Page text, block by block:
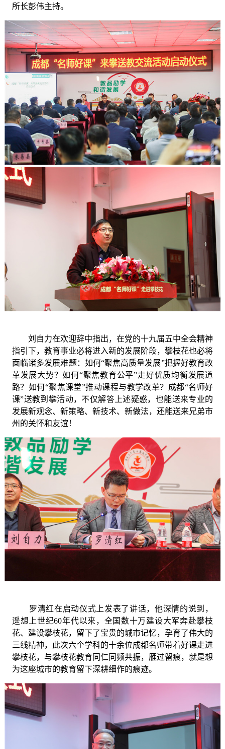
所长彭伟主持。
刘自力在欢迎辞中指出，在党的十九届五中全会精神
指引下，教育事业必将进入新的发展阶段，攀枝花也必将
面临诸多发展难题：如何“聚焦高质量发展”把握好教育改
革发展大势？如何“聚焦教育公平”走好优质均衡发展道
路？如何“聚焦课堂”推动课程与教学改革？成都“名师好
课”送教到攀活动，不仅解答上述疑惑，也能送来专业的
发展新观念、新策略、新技术、新做法，还能送来兄弟市
州的关怀和友谊！
罗清红在启动仪式上发表了讲话，他深情的说到，
遥想上世纪60年代以来，全国数十万建设大军奔赴攀枝
花、建设攀枝花，留下了宝贵的城市记忆，孕育了伟大的
三线精神，
此次六个学科的十余位成都名师带着好课走进
攀枝花，与攀枝花教育同仁同频共振，雁过留痕，就是想
为这座城市的教育留下深耕细作的痕迹。